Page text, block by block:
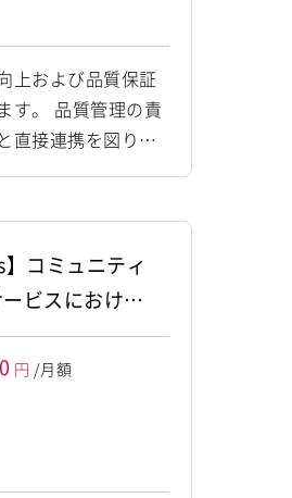
上および品質保証
す。 品質管理の責
直接連携を図りな
プロセスや品質管
の策定 -決済プラッ
計・実行管理 -複雑
陣へのヒアリング
組み化 -セキュリ
・提案
】コミュニティ
ビスにおける
ンド開発
円 /月額